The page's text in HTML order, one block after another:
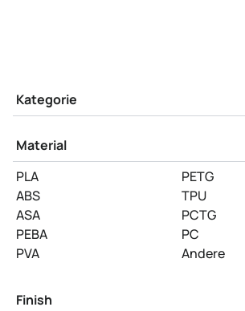
Product Filters
Kategorie
Material
PLA
PETG
ABS
TPU
ASA
PCTG
PEBA
PC
PVA
Andere
Finish